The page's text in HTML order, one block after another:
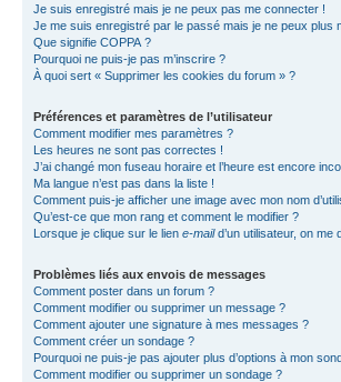
Je suis enregistré mais je ne peux pas me connecter !
Je me suis enregistré par le passé mais je ne peux plus
Que signifie COPPA ?
Pourquoi ne puis-je pas m’inscrire ?
À quoi sert « Supprimer les cookies du forum » ?
Préférences et paramètres de l’utilisateur
Comment modifier mes paramètres ?
Les heures ne sont pas correctes !
J’ai changé mon fuseau horaire et l’heure est encore
Ma langue n’est pas dans la liste !
Comment puis-je afficher une image avec mon nom
Qu’est-ce que mon rang et comment le modifier ?
Lorsque je clique sur le lien e-maild’un utilisateur, on me
Problèmes liés aux envois de messages
Comment poster dans un forum ?
Comment modifier ou supprimer un message ?
Comment ajouter une signature à mes messages ?
Comment créer un sondage ?
Pourquoi ne puis-je pas ajouter plus d’options à mon
Comment modifier ou supprimer un sondage ?